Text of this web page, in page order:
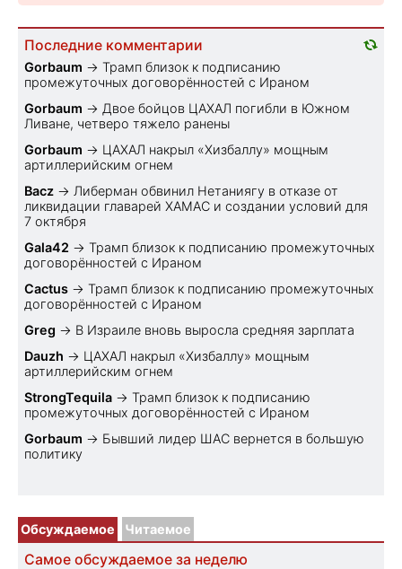
Последние комментарии
Gorbaum → Трамп близок к подписанию
промежуточных договорённостей с Ираном
Gorbaum → Двое бойцов ЦАХАЛ погибли в Южном
Ливане, четверо тяжело ранены
Gorbaum → ЦАХАЛ накрыл «Хизбаллу» мощным
артиллерийским огнем
Bacz → Либерман обвинил Нетаниягу в отказе от
ликвидации главарей ХАМАС и создании условий для
7 октября
Gala42 → Трамп близок к подписанию промежуточных
договорённостей с Ираном
Cactus → Трамп близок к подписанию промежуточных
договорённостей с Ираном
Greg → В Израиле вновь выросла средняя зарплата
Dauzh → ЦАХАЛ накрыл «Хизбаллу» мощным
артиллерийским огнем
StrongTequila → Трамп близок к подписанию
промежуточных договорённостей с Ираном
Gorbaum → Бывший лидер ШАС вернется в большую
политику
Обсуждаемое Читаемое
Самое обсуждаемое за неделю